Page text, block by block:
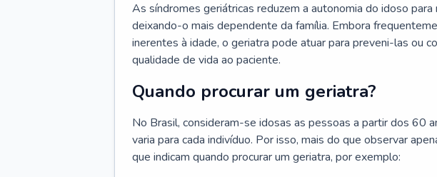
As síndromes geriátricas reduzem a autonomia do idoso para
deixando-o mais dependente da família. Embora
inerentes à idade, o geriatra pode atuar para preveni-las ou
qualidade de vida ao paciente.
Quando procurar um geriatra?
No Brasil, consideram-se idosas as pessoas a partir dos 60
varia para cada indivíduo. Por isso, mais do que observar
que indicam quando procurar um geriatra, por exemplo: